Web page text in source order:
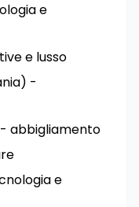
e
e lusso
-
- abbigliamento
e